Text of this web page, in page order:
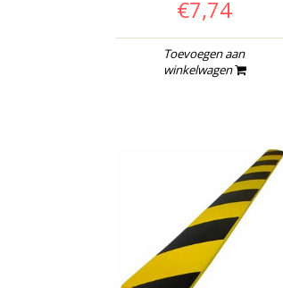
€7,74
Toevoegen aan
winkelwagen